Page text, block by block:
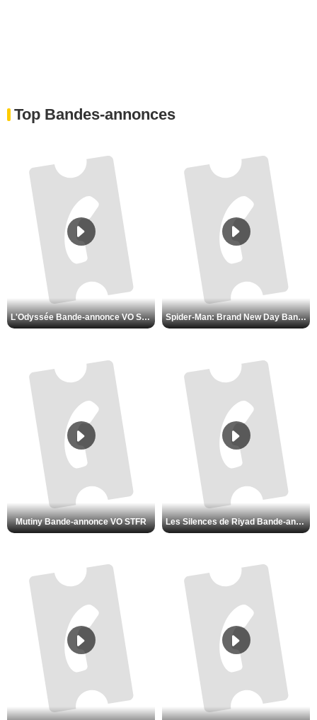
Top Bandes-annonces
L'Odyssée Bande-annonce VO STFR Spider-Man: Brand New Day Bande-annonce VO STFR
Mutiny Bande-annonce VO STFR Les Silences de Riyad Bande-annonce VO STFR